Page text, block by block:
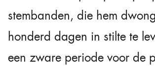
stembanden, die hem
honderd dagen in stilte te
een zware periode voor de